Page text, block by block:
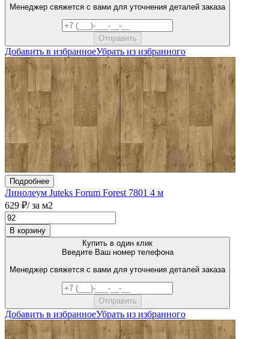
Менеджер свяжется с вами для уточнения деталей заказа
Добавить в избранноеУбрать из избранного
Подробнее
Линолеум Juteks Forum Forest 7801 4 м
629 ₽/ за м2
В корзину
Купить в один клик
Введите Ваш номер телефона
Менеджер свяжется с вами для уточнения деталей заказа
Добавить в избранноеУбрать из избранного